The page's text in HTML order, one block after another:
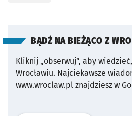
BĄDŹ NA BIEŻĄCO Z
Kliknij „obserwuj”, aby
Wrocławiu. Najciekawsze
www.wroclaw.pl znajdziesz w